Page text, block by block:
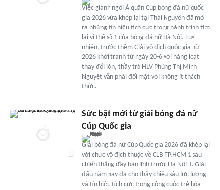
Việc giành ngôi Á quân Cúp bóng đá nữ quốc
gia 2026 vừa khép lại tại Thái Nguyên đã mở
ra những tín hiệu tích cực trong hành trình tìm
lại vị thế số 1 của bóng đá nữ Hà Nội. Tuy
nhiên, trước thềm Giải vô địch quốc gia nữ
2026 khởi tranh từ ngày 20-6 với hàng loạt
thay đổi lớn, thầy trò HLV Phùng Thị Minh
Nguyệt vẫn phải đối mặt với không ít thách
thức.
Sức bật mới từ giải bóng đá nữ
Cúp Quốc gia
Giải bóng đá nữ Cúp Quốc gia 2026 đã khép lại
với chức vô địch thuộc về CLB TP.HCM 1 sau
chiến thắng đầy bản lĩnh trước Hà Nội 1. Giải
đấu năm nay đã cho thấy chiều sâu lực lượng
và tín hiệu tích cực trong công cuộc trẻ hóa